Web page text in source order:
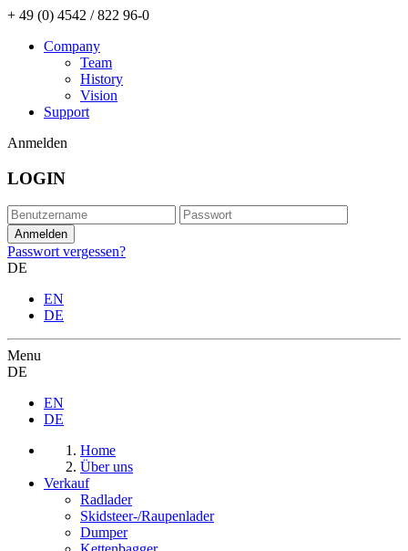
+ 49 (0) 4542 / 822 96-0
Company
Team
History
Vision
Support
Anmelden
LOGIN
Passwort vergessen?
DE
EN
DE
Menu
DE
EN
DE
Home
Über uns
Verkauf
Radlader
Skidsteer-/Raupenlader
Dumper